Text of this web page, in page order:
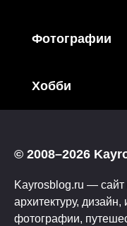
Фотографии
Хобби
© 2008–2026
Kayrosblog.ru — сайт
архитектуру, дизайн,
фотографии,